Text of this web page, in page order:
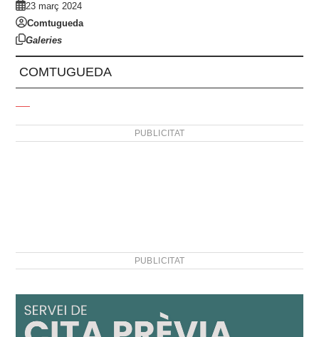
23 març 2024
Comtugueda
Galeries
COMTUGUEDA
PUBLICITAT
PUBLICITAT